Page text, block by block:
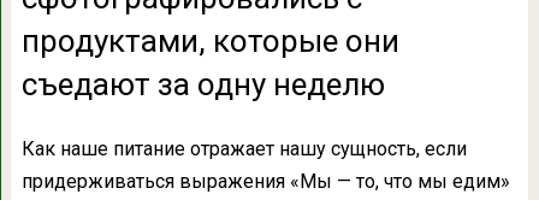
продуктами, которые они
съедают за одну неделю
Как наше питание отражает нашу сущность, если
придерживаться выражения «Мы — то, что мы едим»